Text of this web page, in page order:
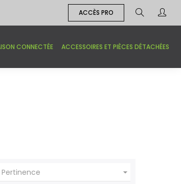
ACCÈS PRO
CONNECTÉE ACCESSOIRES ET PIÈCES DÉTACHÉES
Pertinence 